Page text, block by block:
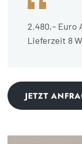
2.480,– Euro
Lieferzeit 8
JETZT